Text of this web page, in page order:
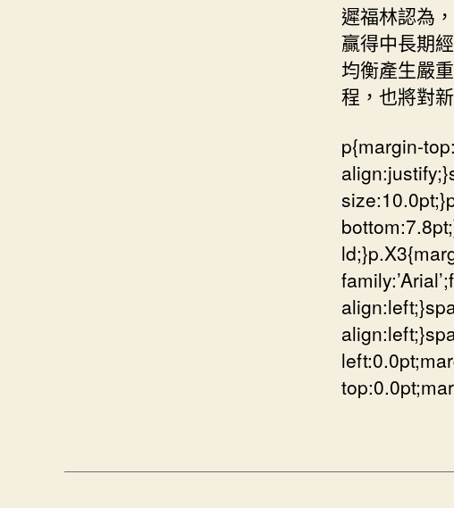
遲福林認為
贏得中長期
均衡產生嚴
程，也將對
p{margin-